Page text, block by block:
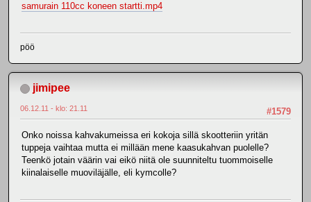
samurain 110cc koneen startti.mp4
pöö
jimipee
#1579
06.12.11 - klo: 21.11
Onko noissa kahvakumeissa eri kokoja sillä skootteriin yritän
tuppeja vaihtaa mutta ei millään mene kaasukahvan puolelle?
Teenkö jotain väärin vai eikö niitä ole suunniteltu tuommoiselle
kiinalaiselle muoviläjälle, eli kymcolle?